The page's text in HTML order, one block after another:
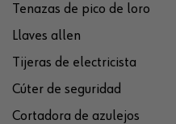
Tenazas de pico de loro
Llaves allen
Tijeras de electricista
Cúter de seguridad
Cortadora de azulejos